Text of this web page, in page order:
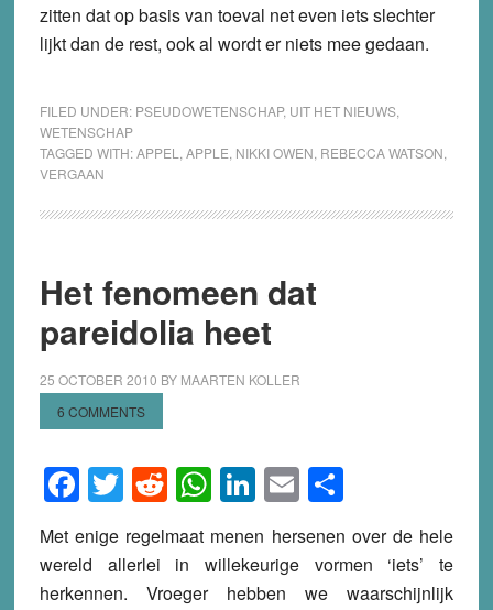
zitten dat op basis van toeval net even iets slechter
lijkt dan de rest, ook al wordt er niets mee gedaan.
FILED UNDER: PSEUDOWETENSCHAP, UIT HET NIEUWS,
WETENSCHAP
TAGGED WITH:APPEL APPLE NIKKI OWEN REBECCA WATSON
VERGAAN
Het fenomeen dat
pareidolia heet
25 OCTOBER 2010 BY MAARTEN KOLLER
6 COMMENTS
Facebook
Twitter
Reddit
WhatsApp
LinkedIn
EmailShare
Met enige regelmaat menen hersenen over de hele
wereld allerlei in willekeurige vormen ‘iets’ te
herkennen. Vroeger hebben we waarschijnlijk